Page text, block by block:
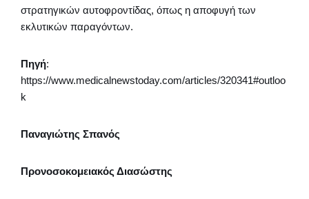
στρατηγικών αυτοφροντίδας, όπως η αποφυγή των
εκλυτικών παραγόντων.
Πηγή:
https://www.medicalnewstoday.com/articles/320341#outloo
k
Παναγιώτης Σπανός
Προνοσοκομειακός Διασώστης